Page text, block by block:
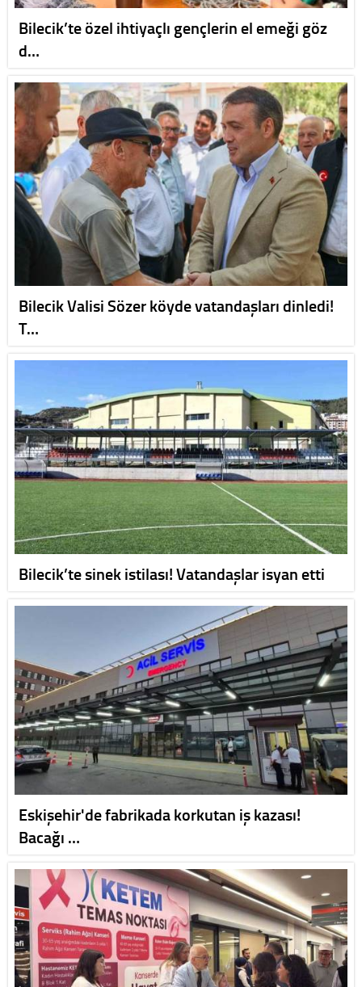
Bilecik’te özel ihtiyaçlı gençlerin el emeği göz
d…
Bilecik Valisi Sözer köyde vatandaşları dinledi!
T…
Bilecik’te sinek istilası! Vatandaşlar isyan etti
Eskişehir'de fabrikada korkutan iş kazası!
Bacağı …